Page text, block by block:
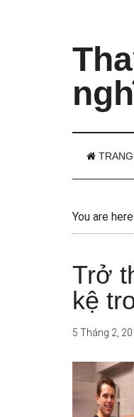
You are here:
Trở
kệ
5 Tháng 2,